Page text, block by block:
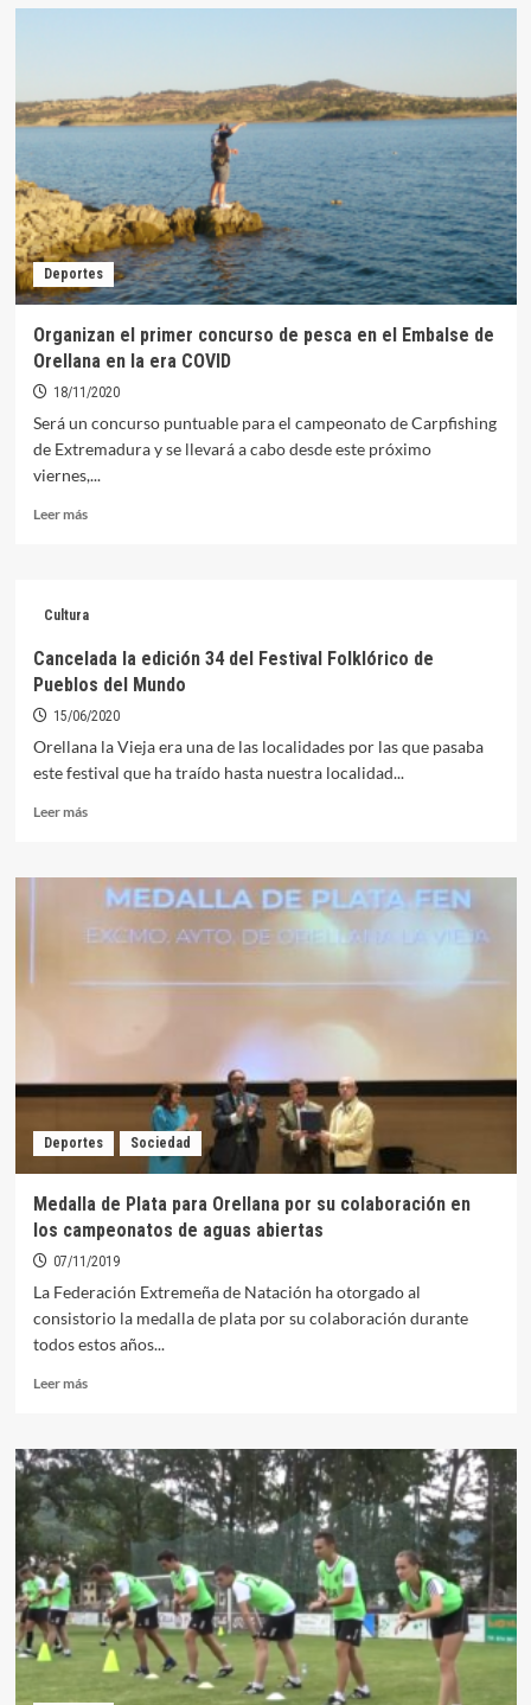
Guadalupe
hoy
a
pruebas
físicas
de
la
Federación
Deportes
Organizan el primer concurso de pesca en el Embalse de
Orellana en la era COVID
18/11/2020
Será un concurso puntuable para el campeonato de Carpfishing
de Extremadura y se llevará a cabo desde este próximo
viernes,...
Leer másLeer
primer
de
pesca
en
Embalse
de
COVID
Cultura
Cancelada la edición 34 del Festival Folklórico de
Pueblos del Mundo
15/06/2020
Orellana la Vieja era una de las localidades por las que pasaba
este festival que ha traído hasta nuestra localidad...
Leer másLeer
Cancelada
34
Festival
Pueblos
del
Mundo
Deportes Sociedad
Medalla de Plata para Orellana por su colaboración en
los campeonatos de aguas abiertas
07/11/2019
La Federación Extremeña de Natación ha otorgado al
consistorio la medalla de plata por su colaboración durante
todos estos años...
Leer másLeer
Medalla
de
Plata
para
Orellana
por
su
colaboración
en
los
campeonatos